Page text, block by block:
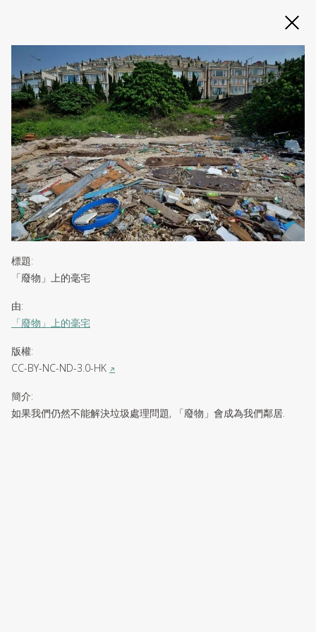
標題:
「廢物」上的毫宅
由:
「廢物」上的毫宅
版權:
CC-BY-NC-ND-3.0-HK ↗
簡介:
如果我們仍然不能解決垃圾處理問題, 「廢物」會成為我們鄰居.